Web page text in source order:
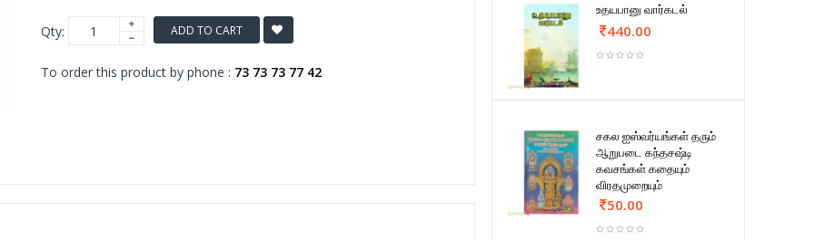
Qty: ADD TO CART
To order this product by phone : 73 73 73 77 42
உதயபானு வார்கடல்
440.00
சகல ஐஸ்வர்யங்கள் தரும்
ஆறுபடை கந்தசஷ்டி
கவசங்கள் கதையும்
விரதமுறையும்
50.00